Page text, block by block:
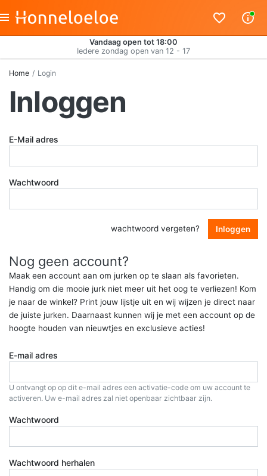
Vandaag open tot 18:00
Iedere zondag open van 12 - 17
Home Login
Inloggen
E-Mail adres
Wachtwoord
wachtwoord vergeten? Inloggen
Nog geen account?
Maak een account aan om jurken op te slaan als favorieten.
Handig om die mooie jurk niet meer uit het oog te verliezen! Kom
je naar de winkel? Print jouw lijstje uit en wij wijzen je direct naar
de juiste jurken. Daarnaast kunnen wij je met een account op de
hoogte houden van nieuwtjes en exclusieve acties!
E-mail adres
U ontvangt op op dit e-mail adres een activatie-code om uw account te
activeren. Uw e-mail adres zal niet openbaar zichtbaar zijn.
Wachtwoord
Wachtwoord herhalen